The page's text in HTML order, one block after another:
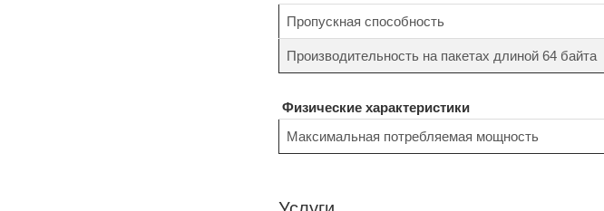
Пропускная способность
Производительность на пакетах длиной 64 байта
Физические характеристики
Максимальная потребляемая мощность